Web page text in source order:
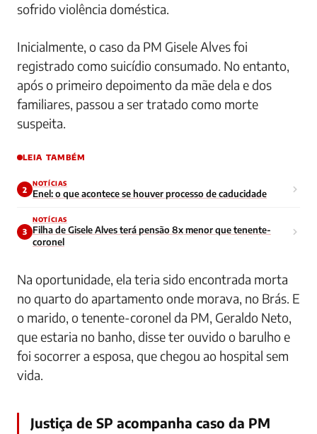
sofrido violência doméstica.
Inicialmente, o caso da PM Gisele Alves foi
registrado como suicídio consumado. No entanto,
após o primeiro depoimento da mãe dela e dos
familiares, passou a ser tratado como morte
suspeita.
LEIA TAMBÉM
2
NOTÍCIAS
Enel: o que acontece se houver processo de caducidade
3
NOTÍCIAS
Filha de Gisele Alves terá pensão 8x menor que tenente-
coronel
Na oportunidade, ela teria sido encontrada morta
no quarto do apartamento onde morava, no Brás. E
o marido, o tenente-coronel da PM, Geraldo Neto,
que estaria no banho, disse ter ouvido o barulho e
foi socorrer a esposa, que chegou ao hospital sem
vida.
Justiça de SP acompanha caso da PM